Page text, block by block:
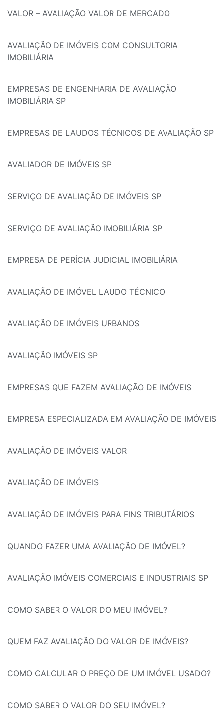
VALOR – AVALIAÇÃO VALOR DE MERCADO
AVALIAÇÃO DE IMÓVEIS COM CONSULTORIA
IMOBILIÁRIA
EMPRESAS DE ENGENHARIA DE AVALIAÇÃO
IMOBILIÁRIA SP
EMPRESAS DE LAUDOS TÉCNICOS DE AVALIAÇÃO SP
AVALIADOR DE IMÓVEIS SP
SERVIÇO DE AVALIAÇÃO DE IMÓVEIS SP
SERVIÇO DE AVALIAÇÃO IMOBILIÁRIA SP
EMPRESA DE PERÍCIA JUDICIAL IMOBILIÁRIA
AVALIAÇÃO DE IMÓVEL LAUDO TÉCNICO
AVALIAÇÃO DE IMÓVEIS URBANOS
AVALIAÇÃO IMÓVEIS SP
EMPRESAS QUE FAZEM AVALIAÇÃO DE IMÓVEIS
EMPRESA ESPECIALIZADA EM AVALIAÇÃO DE IMÓVEIS
AVALIAÇÃO DE IMÓVEIS VALOR
AVALIAÇÃO DE IMÓVEIS
AVALIAÇÃO DE IMÓVEIS PARA FINS TRIBUTÁRIOS
QUANDO FAZER UMA AVALIAÇÃO DE IMÓVEL?
AVALIAÇÃO IMÓVEIS COMERCIAIS E INDUSTRIAIS SP
COMO SABER O VALOR DO MEU IMÓVEL?
QUEM FAZ AVALIAÇÃO DO VALOR DE IMÓVEIS?
COMO CALCULAR O PREÇO DE UM IMÓVEL USADO?
COMO SABER O VALOR DO SEU IMÓVEL?